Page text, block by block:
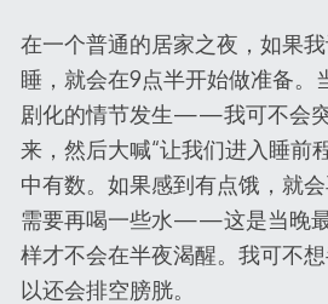
在一个普通的居家之夜，如果我
睡，就会在9点半开始做准备。
剧化的情节发生——我可不会
来，然后大喊“让我们进入睡前
中有数。如果感到有点饿，就
需要再喝一些水——这是当晚
样才不会在半夜渴醒。我可不
以还会排空膀胱。